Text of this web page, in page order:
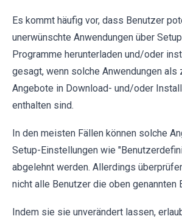
Es kommt häufig vor, dass Benutzer
unerwünschte Anwendungen über
Programme herunterladen und/oder
gesagt, wenn solche Anwendungen als
Angebote in Download- und/oder
enthalten sind.
In den meisten Fällen können solche
Setup-Einstellungen wie
abgelehnt werden. Allerdings
nicht alle Benutzer die oben genannten
Indem sie sie unverändert lassen,